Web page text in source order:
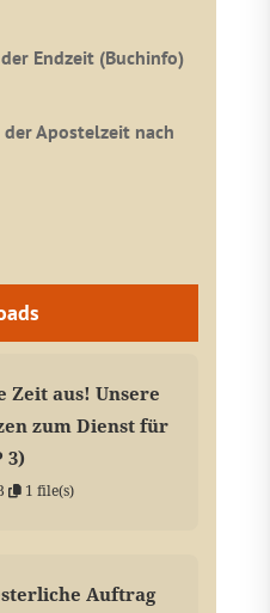
Endzeit (Buchinfo)
der Apostelzeit nach
Zeit aus! Unsere
zum Dienst für
3)
1 file(s)
Auftrag